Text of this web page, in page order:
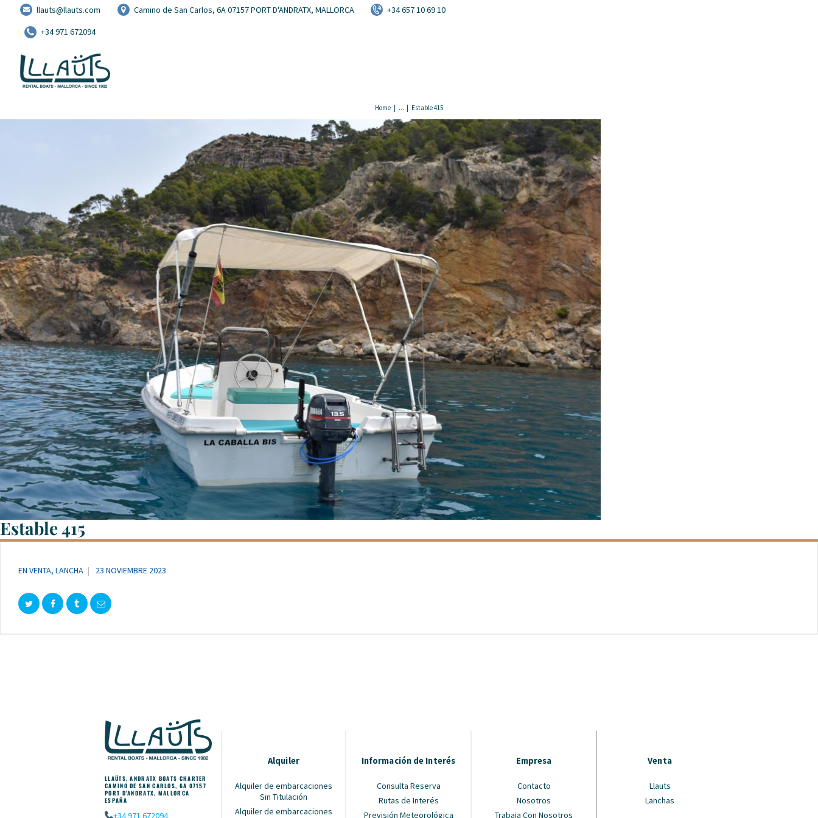
llauts@llauts.com Camino de San Carlos, 6A 07157 PORT D'ANDRATX, MALLORCA +34 657 10 69 10
+34 971 672094
Home ... Estable 415
HOME
Estable 415
EN VENTA, LANCHA 23 NOVIEMBRE 2023
LLAÜTS, ANDRATX BOATS CHARTER
CAMINO DE SAN CARLOS, 6A 07157
PORT D'ANDRATX, MALLORCA
ESPAÑA
+34 971 672094
Alquiler
Alquiler de embarcaciones
Sin Titulación
Alquiler de embarcaciones
Información de Interés
Consulta Reserva
Rutas de Interés
Previsión Meteorológica
Empresa
Contacto
Nosotros
Trabaja Con Nosotros
Venta
Llauts
Lanchas